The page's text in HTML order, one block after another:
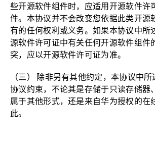
些开源软件组件时，应适用开源软件许
件。本协议并不会改变您依据此类开源
有的任何权利或义务。如果本协议中所
源软件许可证中有关任何开源软件组件
突，应以开源软件许可证为准。
（三） 除非另有其他约定，本协议中
协议约束，不论其是存储于只读存储器
属于其他形式，还是来自华为授权的在
此。